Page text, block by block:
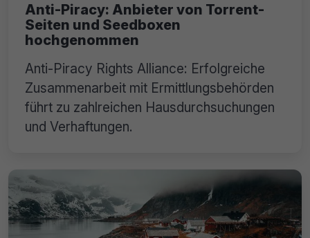
Anti-Piracy: Anbieter von Torrent-
Seiten und Seedboxen
hochgenommen
Anti-Piracy Rights Alliance: Erfolgreiche
Zusammenarbeit mit Ermittlungsbehörden
führt zu zahlreichen Hausdurchsuchungen
und Verhaftungen.